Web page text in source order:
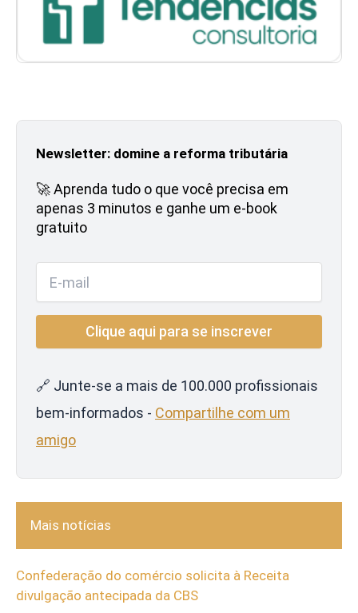
Newsletter: domine a reforma tributária
🚀 Aprenda tudo o que você precisa em
apenas 3 minutos e ganhe um e-book
gratuito
🔗 Junte-se a mais de 100.000 profissionais
bem-informados - Compartilhe com um
amigo
Mais notícias
Confederação do comércio solicita à Receita
divulgação antecipada da CBS